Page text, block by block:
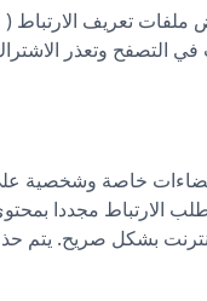
ملفات تعريف الارتباط
في التصفح وتعذر
فضاءات خاصة وشخصية
الارتباط مجددا
بشكل صريح. يتم